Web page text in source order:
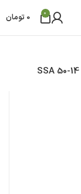
0
0 تومان